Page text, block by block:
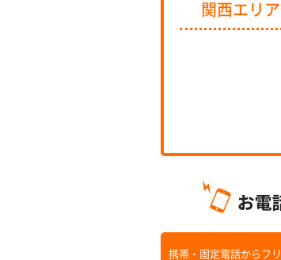
関西エリア
携帯・固定電話からフ